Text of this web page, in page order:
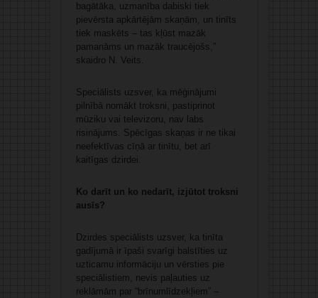
bagātāka, uzmanība dabiski tiek
pievērsta apkārtējām skaņām, un tinīts
tiek maskēts – tas kļūst mazāk
pamanāms un mazāk traucējošs,”
skaidro N. Veits.
Speciālists uzsver, ka mēģinājumi
pilnībā nomākt troksni, pastiprinot
mūziku vai televizoru, nav labs
risinājums. Spēcīgas skaņas ir ne tikai
neefektīvas cīņā ar tinītu, bet arī
kaitīgas dzirdei.
Ko darīt un ko nedarīt, izjūtot troksni
ausīs?
Dzirdes speciālists uzsver, ka tinīta
gadījumā ir īpaši svarīgi balstīties uz
uzticamu informāciju un vērsties pie
speciālistiem, nevis paļauties uz
reklāmām par “brīnumlīdzekļiem” –